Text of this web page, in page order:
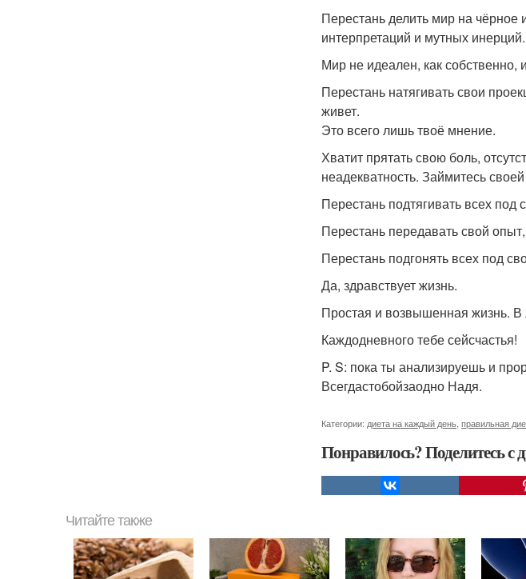
Перестань делить мир на
интерпретаций и мутных инерций.
Мир не идеален, как собственно,
Перестань натягивать свои
живет.
Это всего лишь твоё мнение.
Хватит прятать свою боль,
неадекватность. Займитесь
Перестань подтягивать всех
Перестань передавать свой
Перестань подгонять всех под
Да, здравствует жизнь.
Простая и возвышенная жизнь.
Каждодневного тебе сейсчастья!
P. S: пока ты анализируешь и
Всегдастобойзаодно Надя.
Категории: диета на каждый день правильная
Понравилось? Поделитесь с
Читайте также